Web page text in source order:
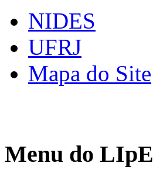
NIDES
UFRJ
Mapa do Site
Menu do LIpE